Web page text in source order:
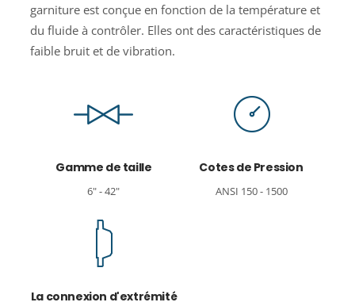
garniture est conçue en fonction de la température et
du fluide à contrôler. Elles ont des caractéristiques de
faible bruit et de vibration.
Gamme de taille
6" - 42"
Cotes de Pression
ANSI 150 - 1500
La connexion d'extrémité